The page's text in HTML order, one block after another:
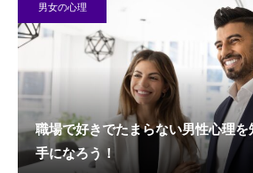
男女の心理
職場で好きでたまらない男性心理を
手になろう！